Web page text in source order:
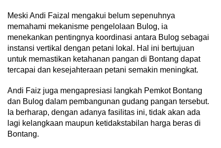
Meski Andi Faizal mengakui belum sepenuhnya
memahami mekanisme pengelolaan Bulog, ia
menekankan pentingnya koordinasi antara Bulog sebagai
instansi vertikal dengan petani lokal. Hal ini bertujuan
untuk memastikan ketahanan pangan di Bontang dapat
tercapai dan kesejahteraan petani semakin meningkat.
Andi Faiz juga mengapresiasi langkah Pemkot Bontang
dan Bulog dalam pembangunan gudang pangan tersebut.
Ia berharap, dengan adanya fasilitas ini, tidak akan ada
lagi kelangkaan maupun ketidakstabilan harga beras di
Bontang.